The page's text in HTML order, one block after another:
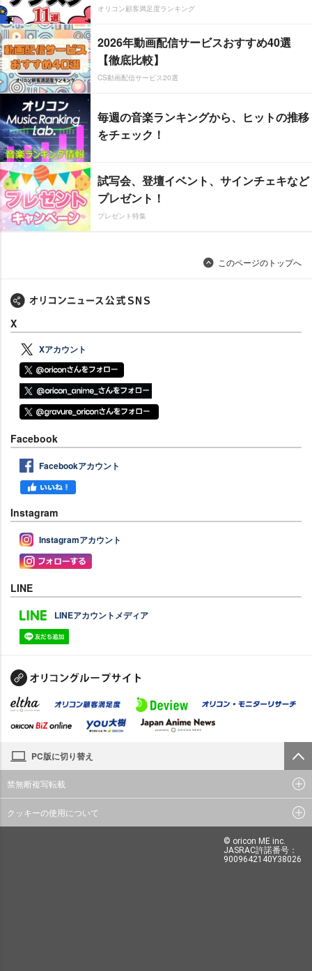
オリコン顧客満足度ランキング
2026年動画配信サービスおすすめ40選
【徹底比較】
CS動画配信サービス20選
毎週の音楽ランキングから、ヒットの推移
をチェック！
試写会、登壇イベント、サインチェキなど
プレゼント！
プレゼント特集
このページのトップへ
X
Xアカウント
Facebook
Facebookアカウント
Instagram
Instagramアカウント
LINE
LINEアカウントメディア
PC版に切り替え
禁無断複写転載
クッキーの使用について
© oricon ME inc.
JASRAC許諾番号：
9009642140Y38026